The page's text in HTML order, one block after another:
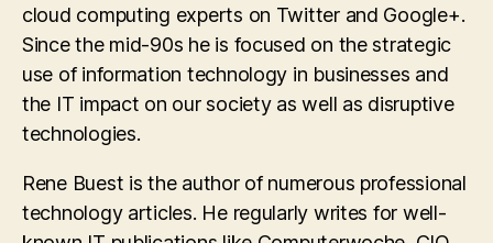
cloud computing experts on Twitter and Google+.
Since the mid-90s he is focused on the strategic
use of information technology in businesses and
the IT impact on our society as well as disruptive
technologies.
Rene Buest is the author of numerous professional
technology articles. He regularly writes for well-